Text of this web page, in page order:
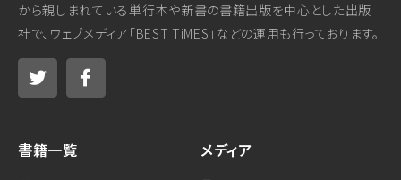
から親しまれている単行本や新書の書籍出版を中心とした出版
社で、ウェブメディア「BEST TiMES」などの運用も行っております。
書籍一覧 メディア